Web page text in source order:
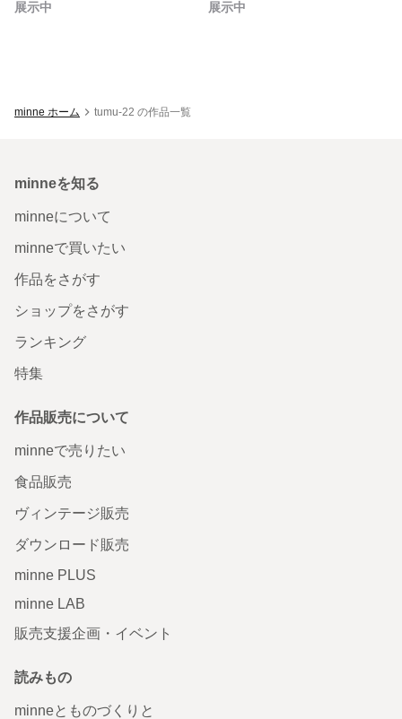
展示中 展示中
minne ホーム tumu-22 の作品一覧
minneを知る
minneについて
minneで買いたい
作品をさがす
ショップをさがす
ランキング
特集
作品販売について
minneで売りたい
食品販売
ヴィンテージ販売
ダウンロード販売
minne PLUS
minne LAB
販売支援企画・イベント
読みもの
minneとものづくりと